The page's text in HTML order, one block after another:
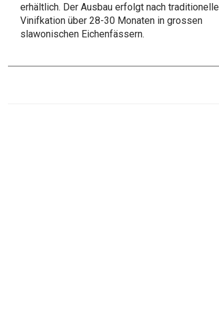
erhältlich. Der Ausbau erfolgt nach
Vinifkation über 28-30 Monaten in grossen
slawonischen Eichenfässern.